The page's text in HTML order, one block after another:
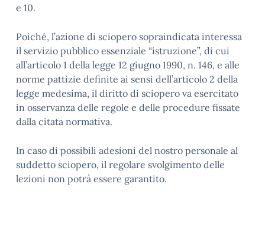
e 10.
Poiché, l’azione di sciopero sopraindicata interessa
il servizio pubblico essenziale “istruzione”, di cui
all’articolo 1 della legge 12 giugno 1990, n. 146, e alle
norme pattizie definite ai sensi dell’articolo 2 della
legge medesima, il diritto di sciopero va esercitato
in osservanza delle regole e delle procedure fissate
dalla citata normativa.
In caso di possibili adesioni del nostro personale al
suddetto sciopero, il regolare svolgimento delle
lezioni non potrà essere garantito.